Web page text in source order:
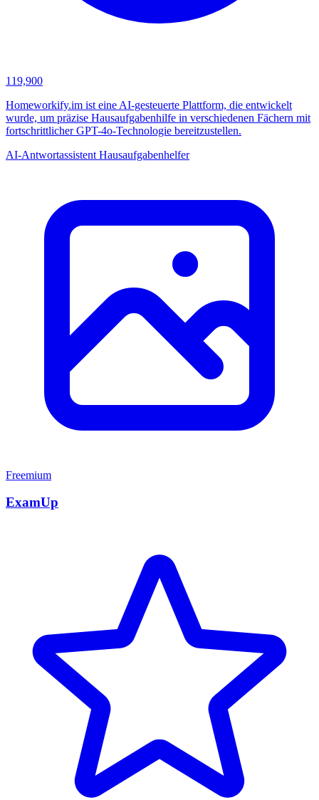
119,900
Homeworkify.im ist eine AI-gesteuerte Plattform, die entwickelt
wurde, um präzise Hausaufgabenhilfe in verschiedenen Fächern mit
fortschrittlicher GPT-4o-Technologie bereitzustellen.
AI-Antwortassistent Hausaufgabenhelfer
Freemium
ExamUp